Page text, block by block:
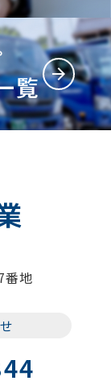
覧 arrow_forward
番地